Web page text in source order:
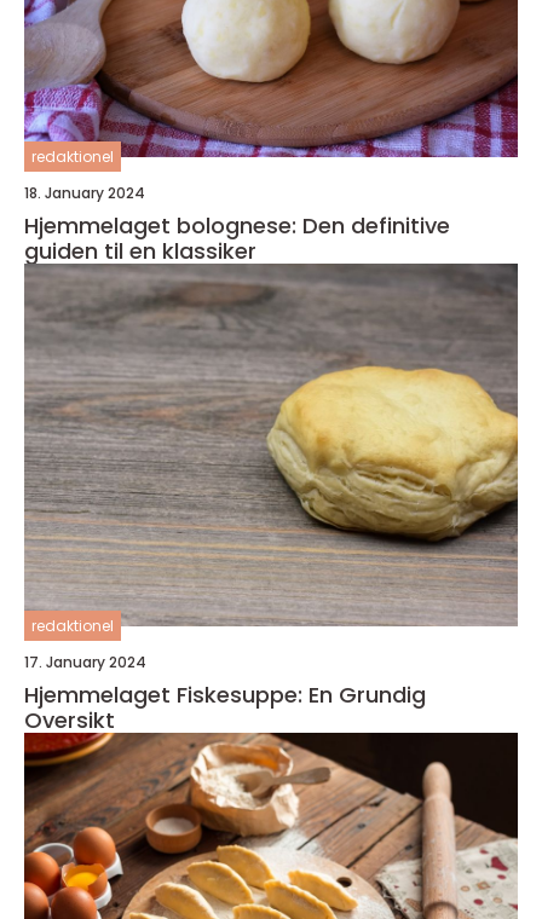
redaktionel
18. January 2024
Hjemmelaget bolognese: Den definitive
guiden til en klassiker
redaktionel
17. January 2024
Hjemmelaget Fiskesuppe: En Grundig
Oversikt